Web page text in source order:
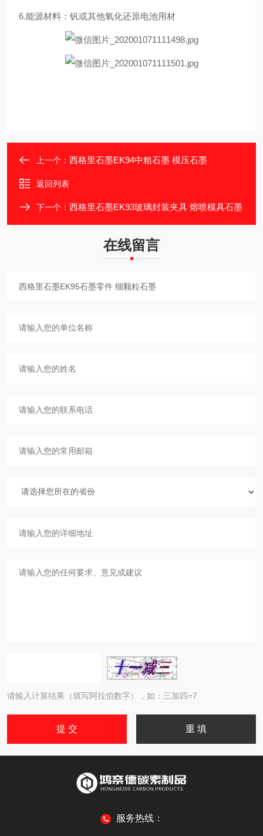
6.能源材料：钒或其他氧化还原电池用材
上一个： 西格里石墨EK94中粗石墨 模压石墨
返回列表
下一个： 西格里石墨EK93玻璃封装夹具 熔喷模具石墨
在线留言
请输入计算结果（填写阿拉伯数字），如：三加四=7
服务热线：